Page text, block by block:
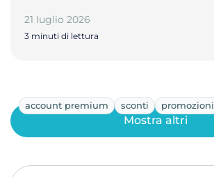
21 luglio 2026
3 minuti di lettura
account premium sconti promozioni
Mostra altri